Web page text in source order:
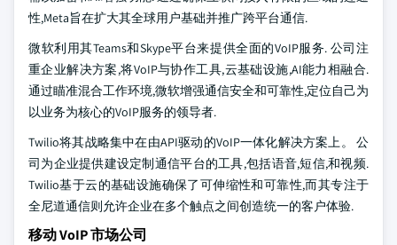
性,Meta旨在扩大其全球用户基础并推广跨平台通信.
微软利用其Teams和Skype平台来提供全面的VoIP服务. 公司注
重企业解决方案,将VoIP与协作工具,云基础设施,AI能力相融合.
通过瞄准混合工作环境,微软增强通信安全和可靠性,定位自己为
以业务为核心的VoIP服务的领导者.
Twilio将其战略集中在由API驱动的VoIP一体化解决方案上。 公
司为企业提供建设定制通信平台的工具,包括语音,短信,和视频.
Twilio基于云的基础设施确保了可伸缩性和可靠性,而其专注于
全尼道通信则允许企业在多个触点之间创造统一的客户体验.
移动 VoIP 市场公司